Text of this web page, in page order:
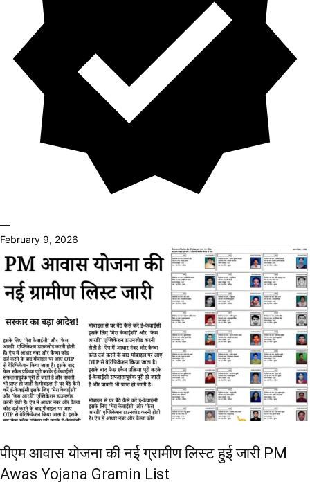
—
February 9, 2026
पीएम आवास योजना की नई ग्रामीण लिस्ट हुई जारी PM
Awas Yojana Gramin List